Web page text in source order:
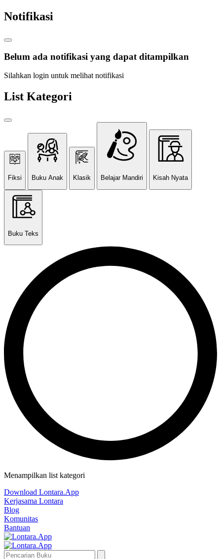
Notifikasi
Belum ada notifikasi yang dapat ditampilkan
Silahkan login untuk melihat notifikasi
List Kategori
Fiksi Buku Anak Klasik Belajar Mandiri Kisah Nyata
Buku Teks
Menampilkan list kategori
Download Lontara.App
Kerjasama Lontara
Blog
Komunitas
Bantuan